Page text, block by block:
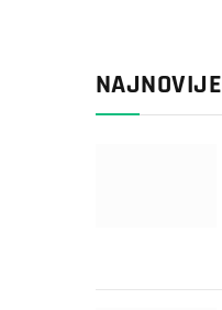
NAJNOVIJE